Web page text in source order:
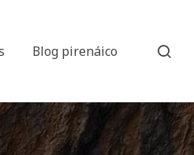
Blog pirenáico